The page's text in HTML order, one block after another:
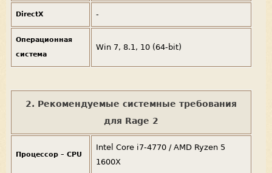
DirectX -
Операционная
система
Win 7, 8.1, 10 (64-bit)
2. Рекомендуемые системные требования
для Rage 2
Процессор – CPU
Intel Core i7-4770 / AMD Ryzen 5
1600X